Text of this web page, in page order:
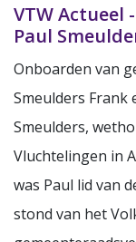
VTW
Paul
Onboarden van
Smeulders Frank
Smeulders,
Vluchtelingen in
was Paul lid van
stond van het